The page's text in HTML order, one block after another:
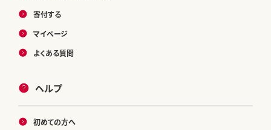
寄付する
マイページ
よくある質問
ヘルプ
初めての方へ